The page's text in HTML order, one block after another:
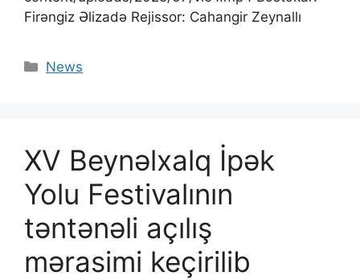
Firəngiz Əlizadə Rejissor: Cahangir Zeynallı
News
XV Beynəlxalq İpək
Yolu Festivalının
təntənəli açılış
mərasimi keçirilib